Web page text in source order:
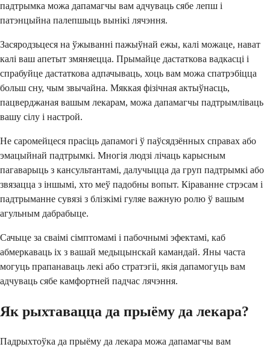
падтрымка можа дапамагчы вам адчуваць сябе лепш і
патэнцыйна палепшыць вынікі лячэння.
Засяродзьцеся на ўжыванні пажыўнай ежы, калі можаце, нават
калі ваш апетыт змяняецца. Прымайце дастаткова вадкасці і
спрабуйце дастаткова адпачываць, хоць вам можа спатрэбіцца
больш сну, чым звычайна. Мяккая фізічная актыўнасць,
пацверджаная вашым лекарам, можа дапамагчы падтрымліваць
вашу сілу і настрой.
Не саромейцеся прасіць дапамогі ў паўсядзённых справах або
эмацыйнай падтрымкі. Многія людзі лічаць карысным
пагаварыць з кансультантамі, далучыцца да груп падтрымкі або
звязацца з іншымі, хто меў падобны вопыт. Кіраванне стрэсам і
падтрыманне сувязі з блізкімі гуляе важную ролю ў вашым
агульным дабрабыце.
Сачыце за сваімі сімптомамі і пабочнымі эфектамі, каб
абмеркаваць іх з вашай медыцынскай камандай. Яны часта
могуць прапанаваць лекі або стратэгіі, якія дапамогуць вам
адчуваць сябе камфортней падчас лячэння.
Як рыхтавацца да прыёму да лекара?
Падрыхтоўка да прыёму да лекара можа дапамагчы вам